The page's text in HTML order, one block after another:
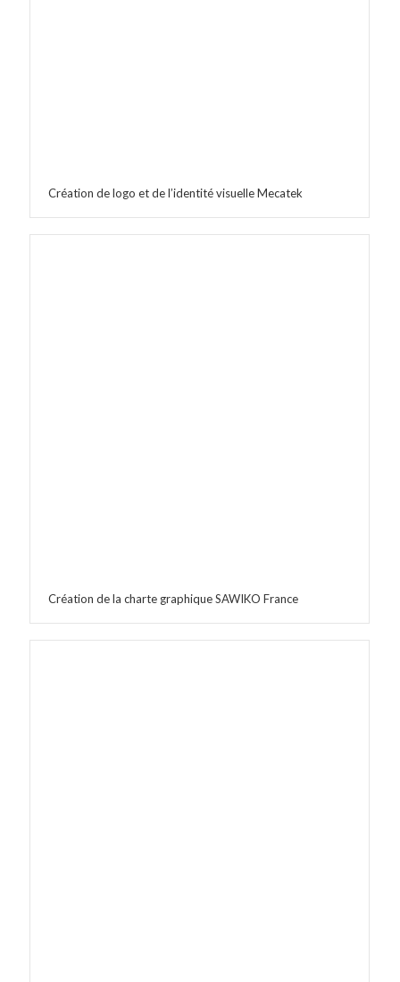
Création de logo et de l’identité visuelle Mecatek
Création de la charte graphique SAWIKO France